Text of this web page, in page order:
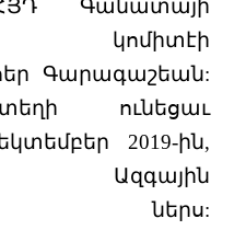
ՀՅԴ Գանատայի
կոմիտէի
Գարագաշեան:
ունեցաւ
2019-ին,
Ազգային
ներս: